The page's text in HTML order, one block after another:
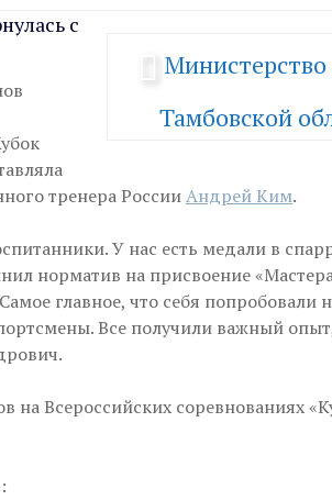
Министерство
Тамбовской
с
тренера РоссииАндрей Ким.
У нас есть медали в
норматив на присвоение
главное, что себя попробовали
Все получили важный
на Всероссийских соревнованиях